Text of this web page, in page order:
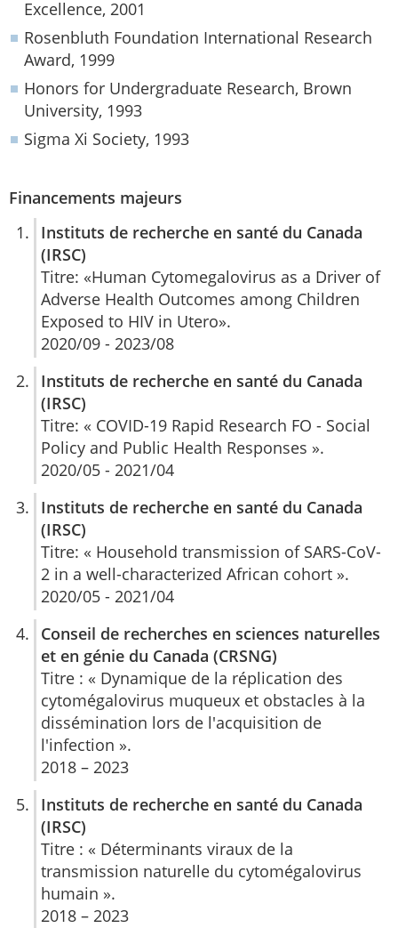
Excellence, 2001
Rosenbluth Foundation International Research
Award, 1999
Honors for Undergraduate Research, Brown
University, 1993
Sigma Xi Society, 1993
Financements majeurs
Instituts de recherche en santé du Canada
(IRSC)
Titre: «Human Cytomegalovirus as a Driver of
Adverse Health Outcomes among Children
Exposed to HIV in Utero».
2020/09 - 2023/08
Instituts de recherche en santé du Canada
(IRSC)
Titre: « COVID-19 Rapid Research FO - Social
Policy and Public Health Responses ».
2020/05 - 2021/04
Instituts de recherche en santé du Canada
(IRSC)
Titre: « Household transmission of SARS-CoV-
2 in a well-characterized African cohort ».
2020/05 - 2021/04
Conseil de recherches en sciences naturelles
et en génie du Canada (CRSNG)
Titre : « Dynamique de la réplication des
cytomégalovirus muqueux et obstacles à la
dissémination lors de l'acquisition de
l'infection ».
2018 – 2023
Instituts de recherche en santé du Canada
(IRSC)
Titre : « Déterminants viraux de la
transmission naturelle du cytomégalovirus
humain ».
2018 – 2023